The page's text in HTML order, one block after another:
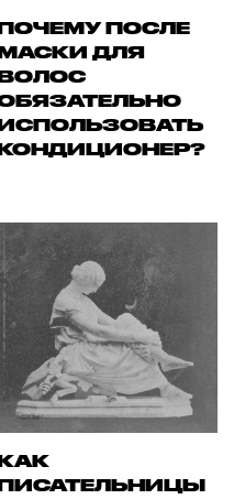
ПОСЛЕ
ДЛЯ